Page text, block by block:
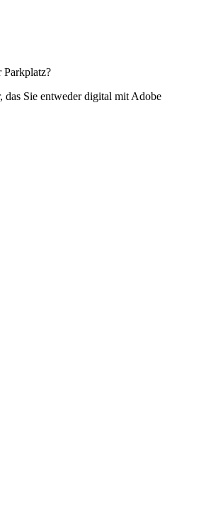
Parkplatz?
Sie entweder digital mit Adobe